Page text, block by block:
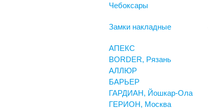
Чебоксары
Замки накладные
АПЕКС
BORDER, Рязань
АЛЛЮР
БАРЬЕР
ГАРДИАН, Йошкар-Ола
ГЕРИОН, Москва